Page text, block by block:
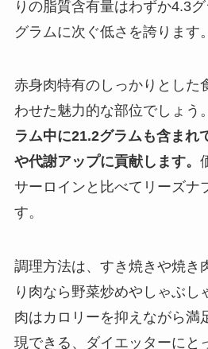
りの脂質含有量はわずか4.3
グラムに次ぐ低さを誇ります。
赤身肉特有のしっかりとした
わせた魅力的な部位でしょう。
ラム中に21.2グラムも含まれ
や代謝アップに貢献します。
サーロインと比べてリーズナ
す。
調理方法は、すき焼きや焼き
り肉なら野菜炒めやしゃぶし
肉はカロリーを抑えながら満
現できる、ダイエッターにと